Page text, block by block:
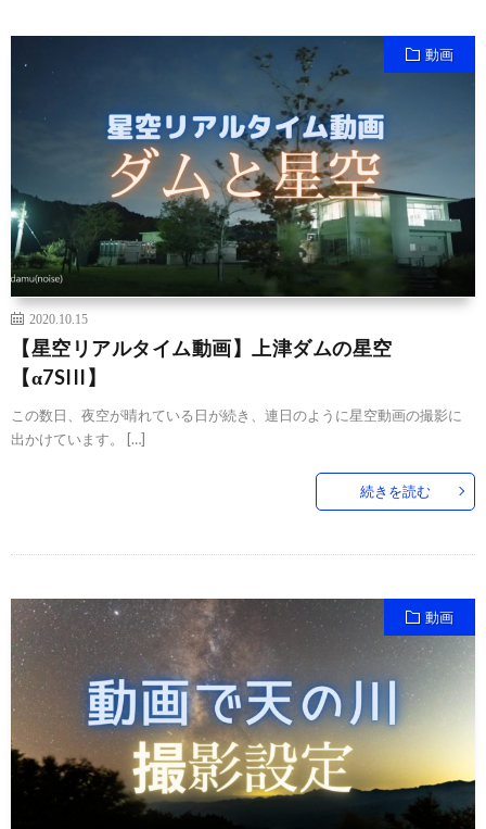
動画
2020.10.15
【星空リアルタイム動画】上津ダムの星空
【α7SIII】
この数日、夜空が晴れている日が続き、連日のように星空動画の撮影に
出かけています。 […]
続きを読む
動画